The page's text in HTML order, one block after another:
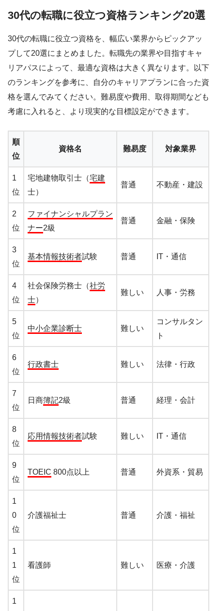
30代の転職に役立つ資格ランキング20選
30代の転職に役立つ資格を、幅広い業界からピックアッ
プして20選にまとめました。転職先の業界や目指すキャ
リアパスによって、最適な資格は大きく異なります。以下
のランキングを参考に、自分のキャリアプランに合った資
格を選んでみてください。難易度や費用、取得期間なども
考慮に入れると、より現実的な目標設定ができます。
順
位
資格名 難易度 対象業界
1
位
宅地建物取引士（宅建
士）
普通 不動産・建設
2
位
ファイナンシャルプラン
ナー2級
普通 金融・保険
3
位
基本情報技術者試験 普通 IT・通信
4
位
社会保険労務士（社労
士）
難しい 人事・労務
5
位
中小企業診断士 難しい
コンサルタン
ト
6
位
行政書士 難しい 法律・行政
7
位
日商簿記2級 普通 経理・会計
8
位
応用情報技術者試験 難しい IT・通信
9
位
TOEIC 800点以上 普通 外資系・貿易
1
0
位
介護福祉士 普通 介護・福祉
1
1
位
看護師 難しい 医療・介護
1